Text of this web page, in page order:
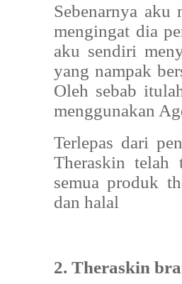
Sebenarnya aku
mengingat dia
aku sendiri
yang nampak
Oleh sebab
menggunakan
Terlepas dari
Theraskin telah
semua produk
dan halal
2. Theraskin